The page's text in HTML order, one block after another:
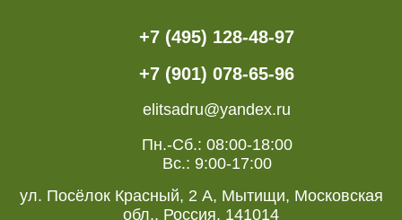
+7 (495) 128-48-97
+7 (901) 078-65-96
elitsadru@yandex.ru
Пн.-Сб.: 08:00-18:00
Вс.: 9:00-17:00
ул. Посёлок Красный, 2 А, Мытищи, Московская
обл., Россия, 141014